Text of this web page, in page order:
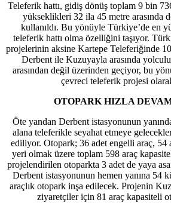
Teleferik hattı, gidiş dönüş toplam 9 bin
yükseklikleri 32 ila 45 metre arasında
kullanıldı. Bu yönüyle Türkiye’de en
teleferik hattı olma özelliğini taşıyor.
projelerinin aksine Kartepe Teleferiğinde
Derbent ile Kuzuyayla arasında
arasından değil üzerinden geçiyor, bu
çevreci teleferik projesi
OTOPARK HIZLA
Öte yandan Derbent istasyonunun
alana teleferikle seyahat etmeye
ediliyor. Otopark; 36 adet engelli araç, 54
yeri olmak üzere toplam 598 araç
projelendirilen otoparkta 3 adet de yaya
Derbent istasyonunun hemen yanına 54
araçlık otopark inşa edilecek. Projenin
ziyaretçiler için 81 araç kapasiteli